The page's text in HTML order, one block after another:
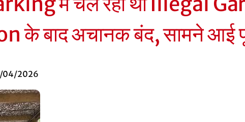
के बाद अचानक बंद, सामने आई
04/2026